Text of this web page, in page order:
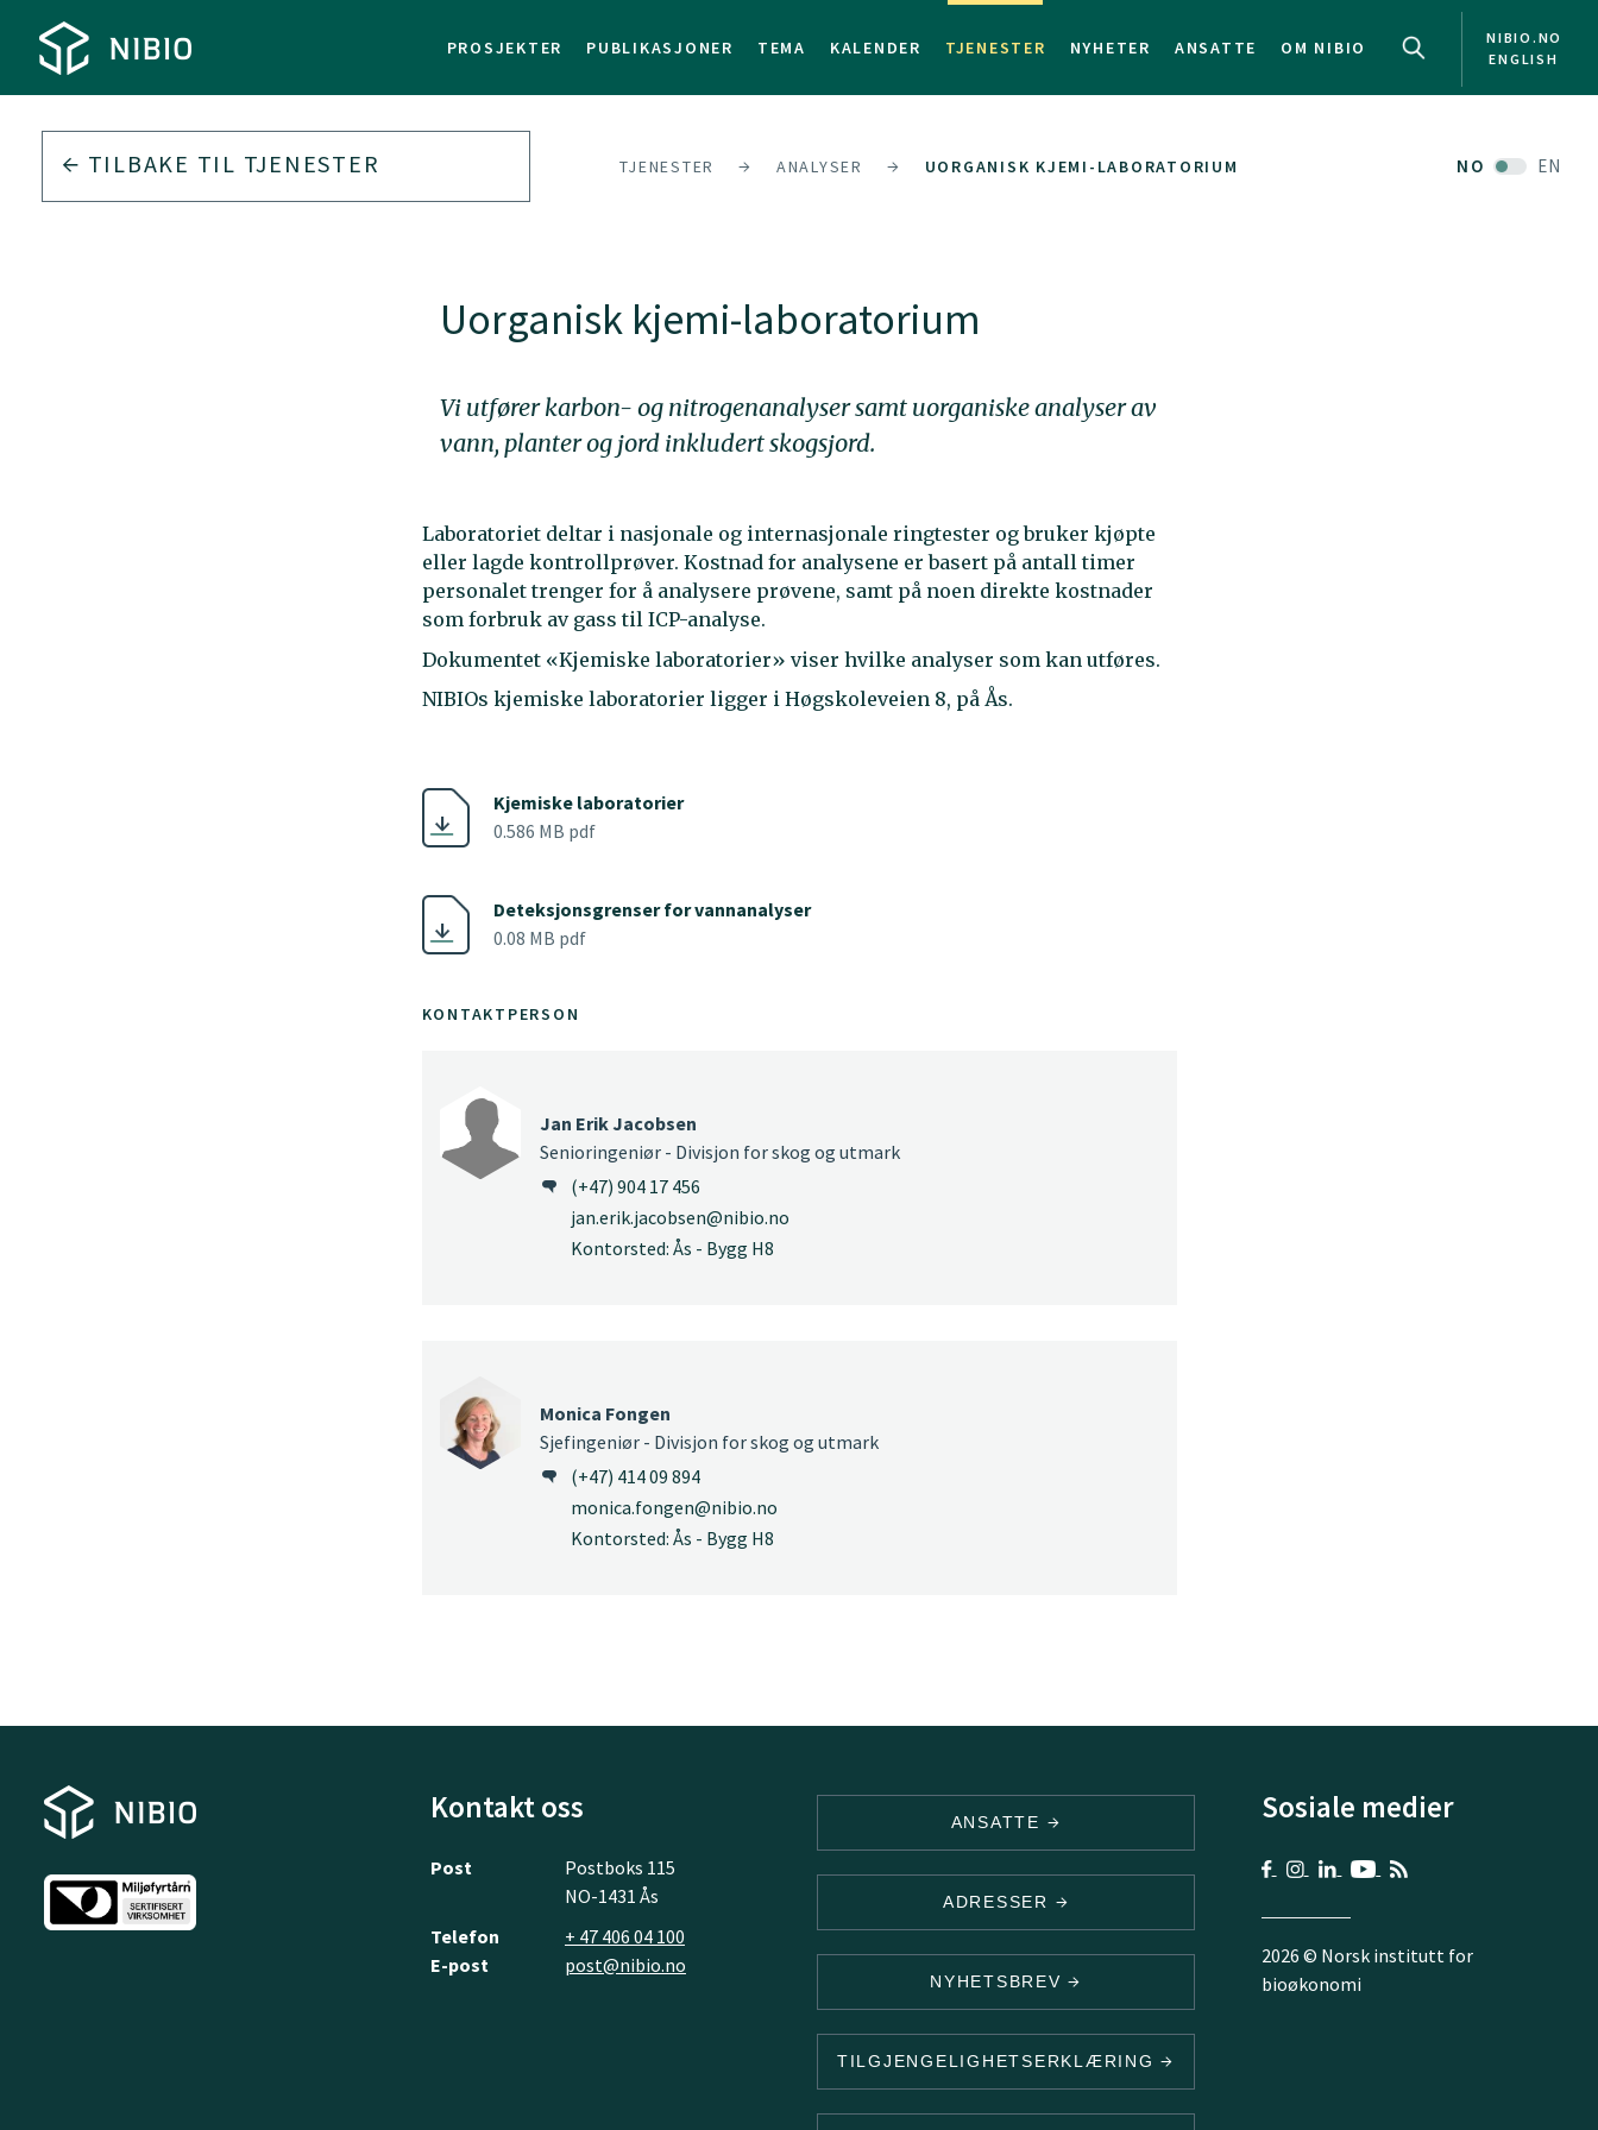
PROSJEKTER PUBLIKASJONER TEMA KALENDER TJENESTER NYHETER ANSATTE OM NIBIO
NIBIO.NO
ENGLISH
TILBAKE TIL TJENESTER TJENESTER ANALYSER UORGANISK KJEMI-LABORATORIUM NO EN
Uorganisk kjemi-laboratorium
Vi utfører karbon- og nitrogenanalyser samt uorganiske analyser av
vann, planter og jord inkludert skogsjord.
Laboratoriet deltar i nasjonale og internasjonale ringtester og bruker kjøpte
eller lagde kontrollprøver. Kostnad for analysene er basert på antall timer
personalet trenger for å analysere prøvene, samt på noen direkte kostnader
som forbruk av gass til ICP-analyse.
Dokumentet «Kjemiske laboratorier» viser hvilke analyser som kan utføres.
NIBIOs kjemiske laboratorier ligger i Høgskoleveien 8, på Ås.
Kjemiske laboratorier
0.586 MB pdf
Deteksjonsgrenser for vannanalyser
0.08 MB pdf
KONTAKTPERSON
Jan Erik Jacobsen
Senioringeniør - Divisjon for skog og utmark
(+47) 904 17 456
jan.erik.jacobsen@nibio.no
Kontorsted: Ås - Bygg H8
Monica Fongen
Sjefingeniør - Divisjon for skog og utmark
(+47) 414 09 894
monica.fongen@nibio.no
Kontorsted: Ås - Bygg H8
Kontakt oss
Post
Postboks 115
NO-1431 Ås
Telefon
+ 47 406 04 100
E-post
post@nibio.no
ANSATTE
ADRESSER
NYHETSBREV
TILGJENGELIGHETSERKLÆRING
Sosiale medier
2026 © Norsk institutt for
bioøkonomi